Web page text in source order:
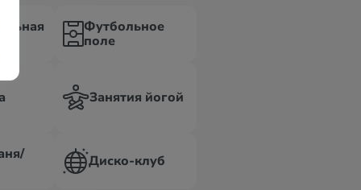
Футбольное
поле
Занятия йогой
Диско-клуб